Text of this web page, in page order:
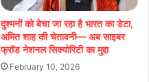
दुश्मनों को बेचा जा रहा है भारत का डेटा,
अमित शाह की चेतावनी— अब साइबर
फ्रॉड नेशनल सिक्योरिटी का मुद्दा
February 10, 2026